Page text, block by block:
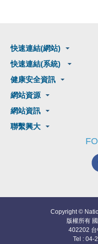
快速連結(網站)
快速連結(系統)
健康安全資訊
網站資源
網站資訊
聯繫興大
Copyright ©
版權所有
402202
Tel : 04-